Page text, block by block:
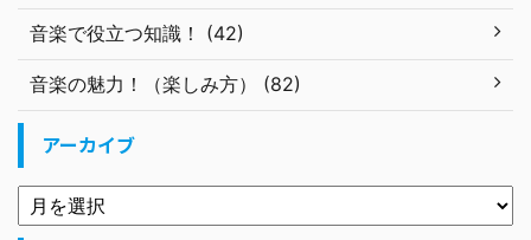
音楽で役立つ知識！ (42)
音楽の魅力！（楽しみ方） (82)
アーカイブ